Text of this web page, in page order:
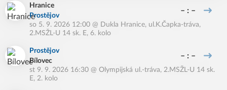
Hranice
Prostějov
– : –
so 5. 9. 2026 12:00 @ Dukla Hranice, ul.K.Čapka-tráva,
2.MSŽL-U 14 sk. E, 6. kolo
Prostějov
Bílovec
– : –
st 9. 9. 2026 16:30 @ Olympijská ul.-tráva, 2.MSŽL-U 14 sk.
E, 2. kolo